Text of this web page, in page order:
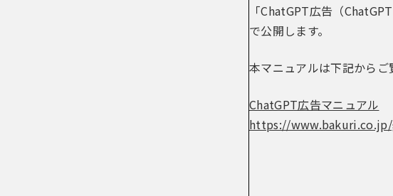
「ChatGPT広告（
で公開します。
本マニュアルは下記からご
ChatGPT広告マニュアル
https://